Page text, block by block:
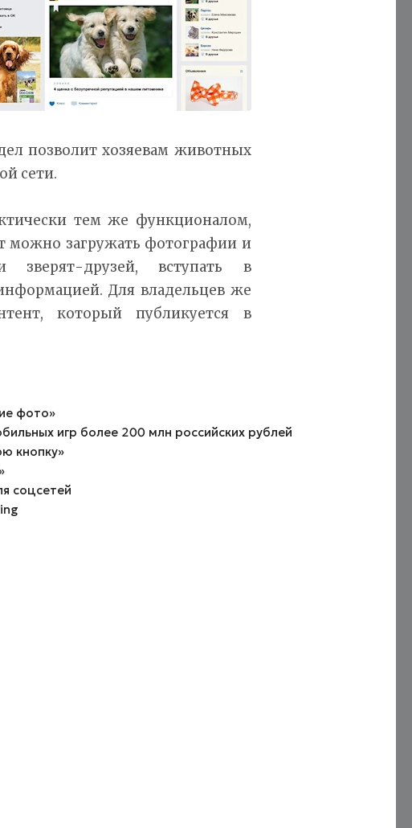
позволит хозяевам животных
сети.
тем же функционалом,
можно загружать фотографии и
зверят-друзей, вступать в
Для владельцев же
который публикуется в
фото»
игр более 200 млн российских рублей
кнопку»
соцсетей